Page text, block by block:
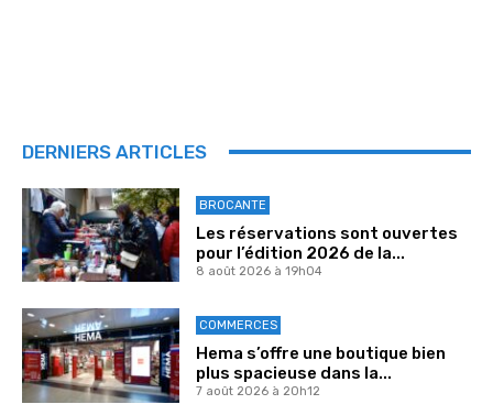
DERNIERS ARTICLES
BROCANTE
Les réservations sont ouvertes
pour l’édition 2026 de la...
8 août 2026 à 19h04
COMMERCES
Hema s’offre une boutique bien
plus spacieuse dans la...
7 août 2026 à 20h12